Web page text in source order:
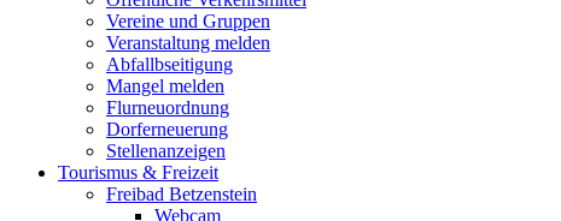
Vereine und Gruppen
Veranstaltung melden
Abfallbseitigung
Mangel melden
Flurneuordnung
Dorferneuerung
Stellenanzeigen
Tourismus & Freizeit
Freibad Betzenstein
Webcam